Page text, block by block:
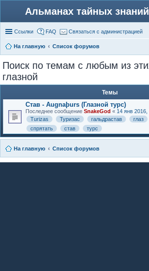
Альманах тайных
Ссылки FAQ Связаться с администрацией
На главную
Список форумов
Поиск по темам с любым из
глазной
Темы
Став - Augnaþurs (Глазной турс)
Последнее сообщение SnakeGod « 14 янв 2016,
Turizas
Туризас гальдрастав глаз
спрятать
став турс
На главную Список форумов